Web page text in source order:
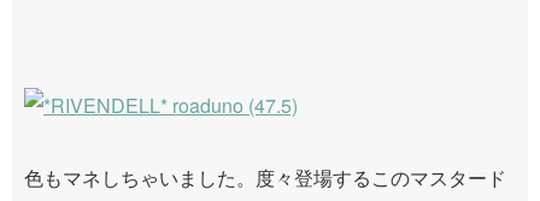
色もマネしちゃいました。度々登場するこのマスタード